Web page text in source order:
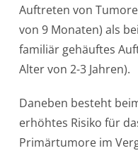
Auftreten von
von 9 Monaten) als
familiär gehäuftes
Alter von 2-3 Jahren).
Daneben besteht
erhöhtes Risiko für
Primärtumore im